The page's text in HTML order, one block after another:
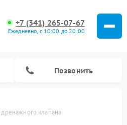
+7 (341) 265-07-67
Ежедневно, с 10:00 до 20:00
Позвонить
клапана